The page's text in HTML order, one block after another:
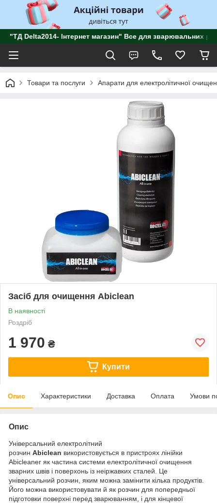
"ТД Delta2014- Інтернет магазин" Все для зварювальних
Товари та послуги Апарати для електролітичної
Засіб для очищення Abiclean
В наявності
Роздріб
1 970 ₴
Купити
Опис Характеристики Доставка Оплата Умови
Опис
Універсальний електролітний
розчин Abiclean використовується в пристроях лінійки
Abicleaner як частина системи електролітичної очищення
зварних швів і поверхонь із неіржавких сталей. Це
універсальний розчин, яким можна замінити кілька продуктів.
Його можна використовувати й як розчин для попередньої
підготовки поверхні перед зварюванням, і для кінцевої